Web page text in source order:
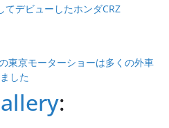
デビューしたホンダCRZ
東京モーターショーは多くの外車
した
: